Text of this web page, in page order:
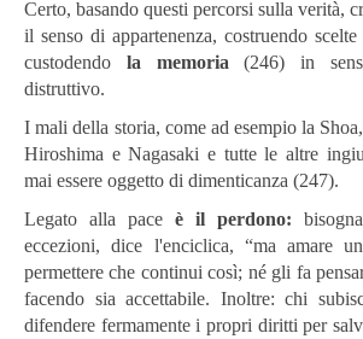
Certo, basando questi percorsi sulla verità,
il senso di appartenenza, costruendo
custodendo la memoria (246) in
distruttivo.
I mali della storia, come ad esempio la
Hiroshima e Nagasaki e tutte le altre
mai essere oggetto di dimenticanza (247).
Legato alla pace è il perdono:
eccezioni, dice l'enciclica, “ma amare
permettere che continui così; né gli fa
facendo sia accettabile. Inoltre: chi
difendere fermamente i propri diritti per